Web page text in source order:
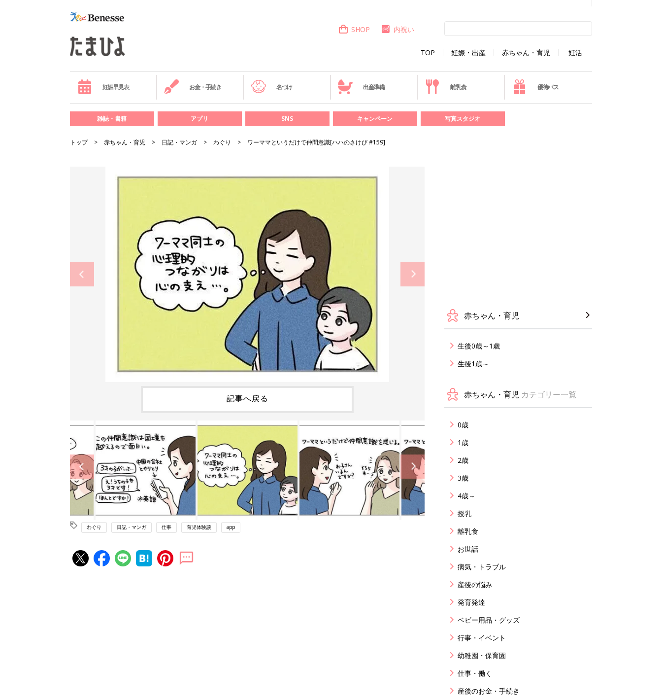
TOP 妊娠・出産 赤ちゃん・育児 妊活
SHOP 内祝い
妊娠早見表 お金・手続き 名づけ 出産準備 離乳食 優待パス
雑誌・書籍 アプリ SNS キャンペーン 写真スタジオ
トップ 赤ちゃん・育児 日記・マンガ わぐり ワーママというだけで仲間意識[ハハのさけび #159]
記事へ戻る
わぐり 日記・マンガ 仕事 育児体験談 app
赤ちゃん・育児
生後0歳～1歳
生後1歳～
赤ちゃん・育児 カテゴリー一覧
0歳
1歳
2歳
3歳
4歳～
授乳
離乳食
お世話
病気・トラブル
産後の悩み
発育発達
ベビー用品・グッズ
行事・イベント
幼稚園・保育園
仕事・働く
産後のお金・手続き